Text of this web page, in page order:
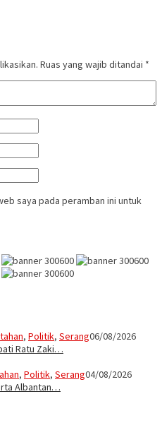
Ruas yang wajib ditandai *
saya pada peramban ini untuk
, Politik, Serang06/08/2026
Ratu Zaki…
, Politik, Serang04/08/2026
Albantan…